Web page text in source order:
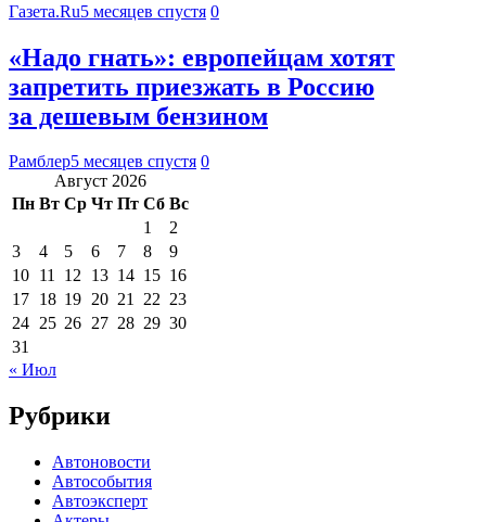
Газета.Ru5 месяцев спустя 0
«Надо гнать»: европейцам хотят
запретить приезжать в Россию
за дешевым бензином
Рамблер5 месяцев спустя 0
Август 2026
Пн Вт Ср Чт Пт Сб Вс
1
2
3
4 5 6 7 8
9
10 11 12 13 14 15 16
17 18 19 20 21 22 23
24 25 26 27 28 29 30
31
« Июл
Рубрики
Автоновости
Автособытия
Автоэксперт